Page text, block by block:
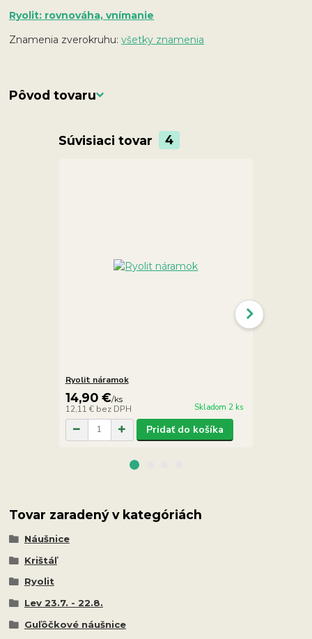
Ryolit: rovnováha, vnímanie
Znamenia zverokruhu:všetky znamenia
Pôvod tovaru
Súvisiaci tovar 4
Ryolit náramok
14,90 €/ks
12,11 € bez DPH Skladom 2 ks
Pridať do košíka
Tovar zaradený v kategóriách
Náušnice
Krištáľ
Ryolit
Lev 23.7. - 22.8.
Guľôčkové náušnice